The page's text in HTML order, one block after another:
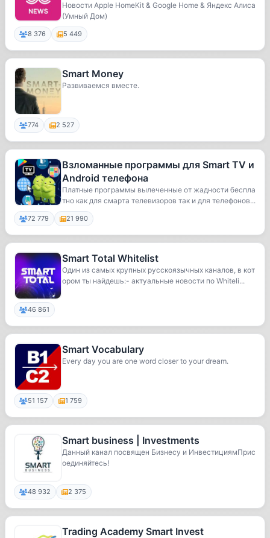
Новости Apple HomeKit & Google Home & Яндекс Алиса
(Умный Дом)
8 376 5 449
Smart Money
Развиваемся вместе.
774 2 527
Взломанные программы для Smart TV и
Android телефона
Платные программы вылеченные от жадности беспла
тно как для смарта телевизоров так и для телефонов...
72 779 21 990
Smart Total Whitelist
Один из самых крупных русскоязычных каналов, в кот
ором ты найдешь:- актуальные новости по Whiteli...
46 861
Smart Vocabulary
Еvery day you are one word closer to your dream.
51 157 1 759
Smart business | Investments
Данный канал посвящен Бизнесу и ИнвестициямПрис
оединяйтесь!
48 932 2 375
Trading Academy Smart Invest